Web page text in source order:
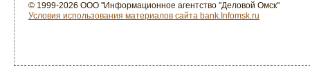
© 1999-2026 ООО "Информационное агентство "Деловой Омск"
Условия использования материалов сайта bank.Infomsk.ru